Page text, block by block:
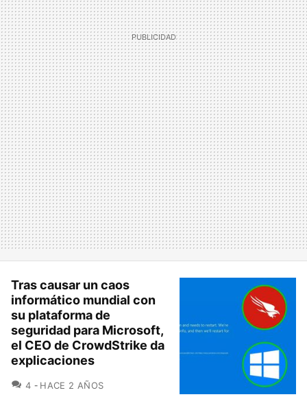
Tras causar un caos
informático mundial con
su plataforma de
seguridad para Microsoft,
el CEO de CrowdStrike da
explicaciones
4 COMENTARIOS
HACE 2 AÑOS